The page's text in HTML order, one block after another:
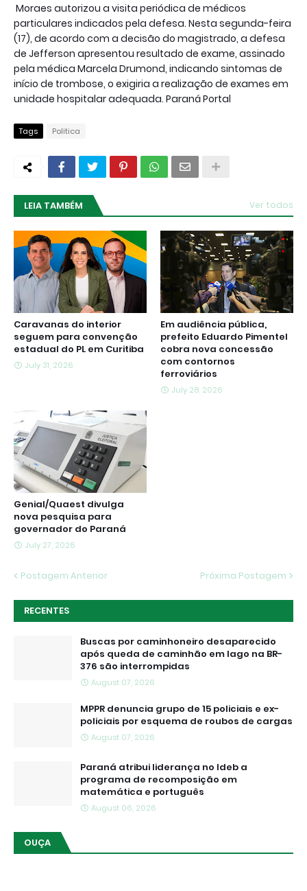
Moraes autorizou a visita periódica de médicos
particulares indicados pela defesa. Nesta segunda-feira
(17), de acordo com a decisão do magistrado, a defesa
de Jefferson apresentou resultado de exame, assinado
pela médica Marcela Drumond, indicando sintomas de
início de trombose, o exigiria a realização de exames em
unidade hospitalar adequada. Paraná Portal
Tags Politica
LEIA TAMBÉM Ver todos
Caravanas do interior
seguem para convenção
estadual do PL em Curitiba
July 31, 2026
Em audiência pública,
prefeito Eduardo Pimentel
cobra nova concessão
com contornos
ferroviários
July 28, 2026
Genial/Quaest divulga
nova pesquisa para
governador do Paraná
July 27, 2026
Postagem Anterior Próxima Postagem
RECENTES
Buscas por caminhoneiro desaparecido
após queda de caminhão em lago na BR-
376 são interrompidas
August 07, 2026
MPPR denuncia grupo de 15 policiais e ex-
policiais por esquema de roubos de cargas
August 07, 2026
Paraná atribui liderança no Ideb a
programa de recomposição em
matemática e português
August 06, 2026
OUÇA